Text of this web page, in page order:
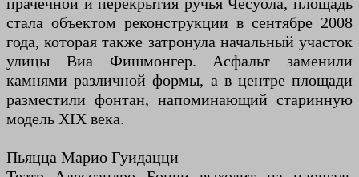
стала объектом реконструкции в сентябре 2008
года, которая также затронула начальный участок
улицы Виа Фишмонгер. Асфальт заменили
камнями различной формы, а в центре площади
разместили фонтан, напоминающий старинную
модель XIX века.
Пьяцца Марио Гуидацци